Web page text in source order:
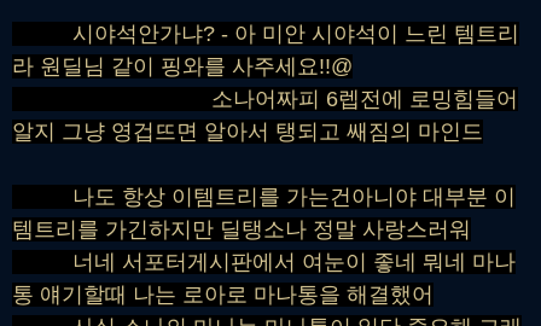
시야석안가냐? - 아 미안 시야석이 느린 템트리
라 원딜님 같이 핑와를 사주세요!!@
소나어짜피 6렙전에 로밍힘들어
알지 그냥 영겁뜨면 알아서 탱되고 쌔짐의 마인드
나도 항상 이템트리를 가는건아니야 대부분 이
템트리를 가긴하지만 딜탱소나 정말 사랑스러워
너네 서포터게시판에서 여눈이 좋네 뭐네 마나
통 얘기할때 나는 로아로 마나통을 해결했어